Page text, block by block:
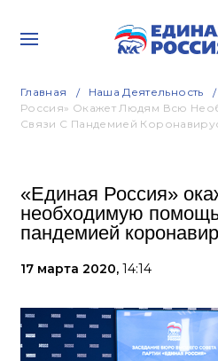
Главная Наша Деятельность
Россия» Окажет Людям Всю
Связи С Пандемией
«Единая Россия»
необходимую
пандемией
17 марта 2020, 14:14